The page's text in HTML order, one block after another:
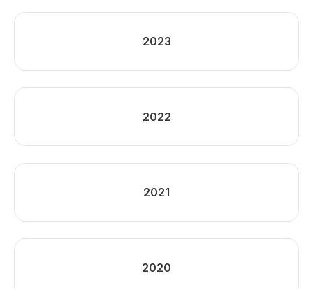
2023
2022
2021
2020